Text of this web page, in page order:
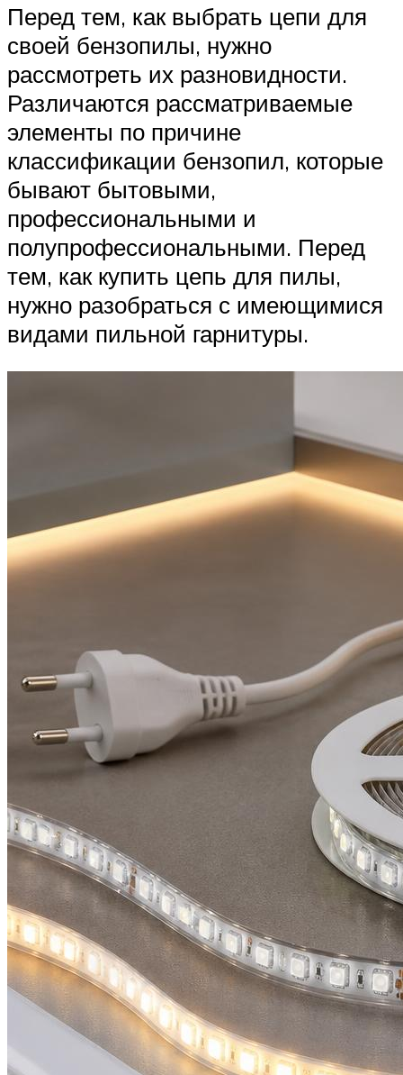
Перед тем, как выбрать цепи для
своей бензопилы, нужно
рассмотреть их разновидности.
Различаются рассматриваемые
элементы по причине
классификации бензопил, которые
бывают бытовыми,
профессиональными и
полупрофессиональными. Перед
тем, как купить цепь для пилы,
нужно разобраться с имеющимися
видами пильной гарнитуры.